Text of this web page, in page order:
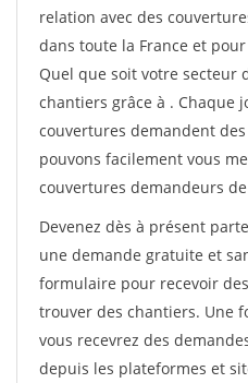
relation avec des
dans toute la France et
Quel que soit votre secteur
chantiers grâce à . Chaque
couvertures demandent
pouvons facilement vous
couvertures demandeurs
Devenez dès à présent
une demande gratuite et
formulaire pour recevoir
trouver des chantiers. Une
vous recevrez des
depuis les plateformes et